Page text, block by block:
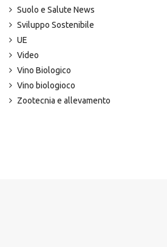
Suolo e Salute News
Sviluppo Sostenibile
UE
Video
Vino Biologico
Vino biologioco
Zootecnia e allevamento